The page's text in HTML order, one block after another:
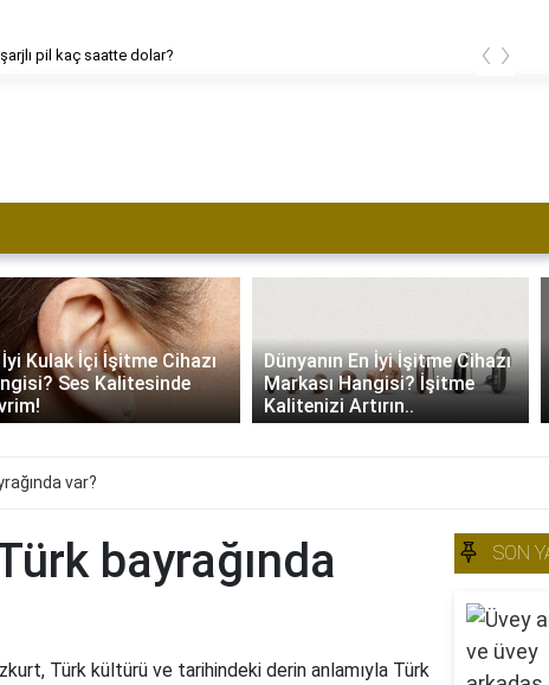
pil kaç saatte dolar? ‹ ›
İyi Kulak İçi İşitme Cihazı
Ses Kalitesinde
Dünyanın En İyi İşitme Cihazı
Markası Hangisi? İşitme
Kalitenizi Artırın..
var?
bayrağında
Türk kültürü ve tarihindeki derin anlamıyla Türk
SON